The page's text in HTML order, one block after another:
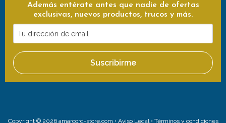
Además entérate antes que nadie de ofertas
exclusivas, nuevos productos, trucos y más.
Tu
dirección
de
email
Suscribirme
Copyright © 2026 amarcord-store.com • Aviso Legal• Términos y condiciones